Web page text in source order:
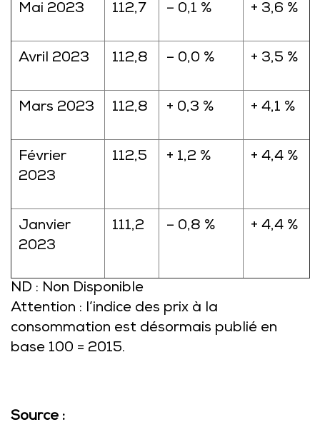
Mai 2023 112,7 – 0,1 % + 3,6 %
Avril 2023 112,8 – 0,0 % + 3,5 %
Mars 2023 112,8 + 0,3 % + 4,1 %
Février
2023
112,5 + 1,2 % + 4,4 %
Janvier
2023
111,2 – 0,8 % + 4,4 %
ND : Non Disponible
Attention : l’indice des prix à la
consommation est désormais publié en
base 100 = 2015.
Source :